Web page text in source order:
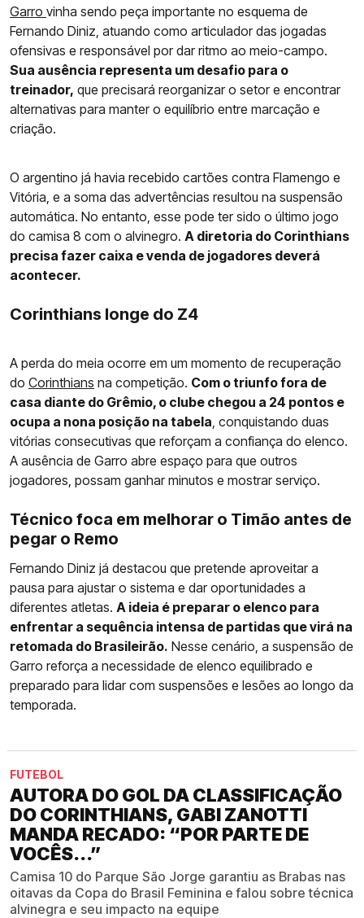
Garro vinha sendo peça importante no esquema de
Fernando Diniz, atuando como articulador das jogadas
ofensivas e responsável por dar ritmo ao meio-campo.
Sua ausência representa um desafio para o
treinador, que precisará reorganizar o setor e encontrar
alternativas para manter o equilíbrio entre marcação e
criação.
O argentino já havia recebido cartões contra Flamengo e
Vitória, e a soma das advertências resultou na suspensão
automática. No entanto, esse pode ter sido o último jogo
do camisa 8 com o alvinegro. A diretoria do Corinthians
precisa fazer caixa e venda de jogadores deverá
acontecer.
Corinthians longe do Z4
A perda do meia ocorre em um momento de recuperação
do Corinthians na competição. Com o triunfo fora de
casa diante do Grêmio, o clube chegou a 24 pontos e
ocupa a nona posição na tabela , conquistando duas
vitórias consecutivas que reforçam a confiança do elenco.
A ausência de Garro abre espaço para que outros
jogadores, possam ganhar minutos e mostrar serviço.
Técnico foca em melhorar o Timão antes de
pegar o Remo
Fernando Diniz já destacou que pretende aproveitar a
pausa para ajustar o sistema e dar oportunidades a
diferentes atletas. A ideia é preparar o elenco para
enfrentar a sequência intensa de partidas que virá na
retomada do Brasileirão. Nesse cenário, a suspensão de
Garro reforça a necessidade de elenco equilibrado e
preparado para lidar com suspensões e lesões ao longo da
temporada.
FUTEBOL
AUTORA DO GOL DA CLASSIFICAÇÃO
DO CORINTHIANS, GABI ZANOTTI
MANDA RECADO: “POR PARTE DE
VOCÊS...”
Camisa 10 do Parque São Jorge garantiu as Brabas nas
oitavas da Copa do Brasil Feminina e falou sobre técnica
alvinegra e seu impacto na equipe